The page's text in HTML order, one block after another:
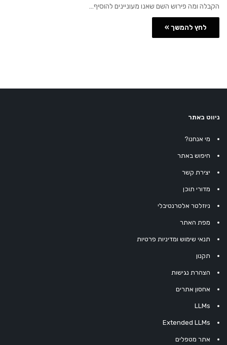
הקבלה ומה פירוש השם שאנו מעוניינים להוסיף…
לחץ להמשך »
ניווט באתר
מי אנחנו?
חיפוש באתר
יצירת קשר
מדורי תוכן
ניוזלטר אלטרנטיבלי
מפת האתר
תנאי שימוש ומדיניות פרטיות
תקנון
הצהרת נגישות
אחסון אתרים
LLMs
Extended LLMs
אתר מטפלים